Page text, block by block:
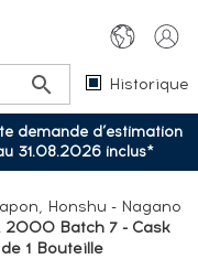
Historique
demande d’estimation
31.08.2026 inclus*
Honshu - Nagano
2000 Batch 7 - Cask
1 Bouteille